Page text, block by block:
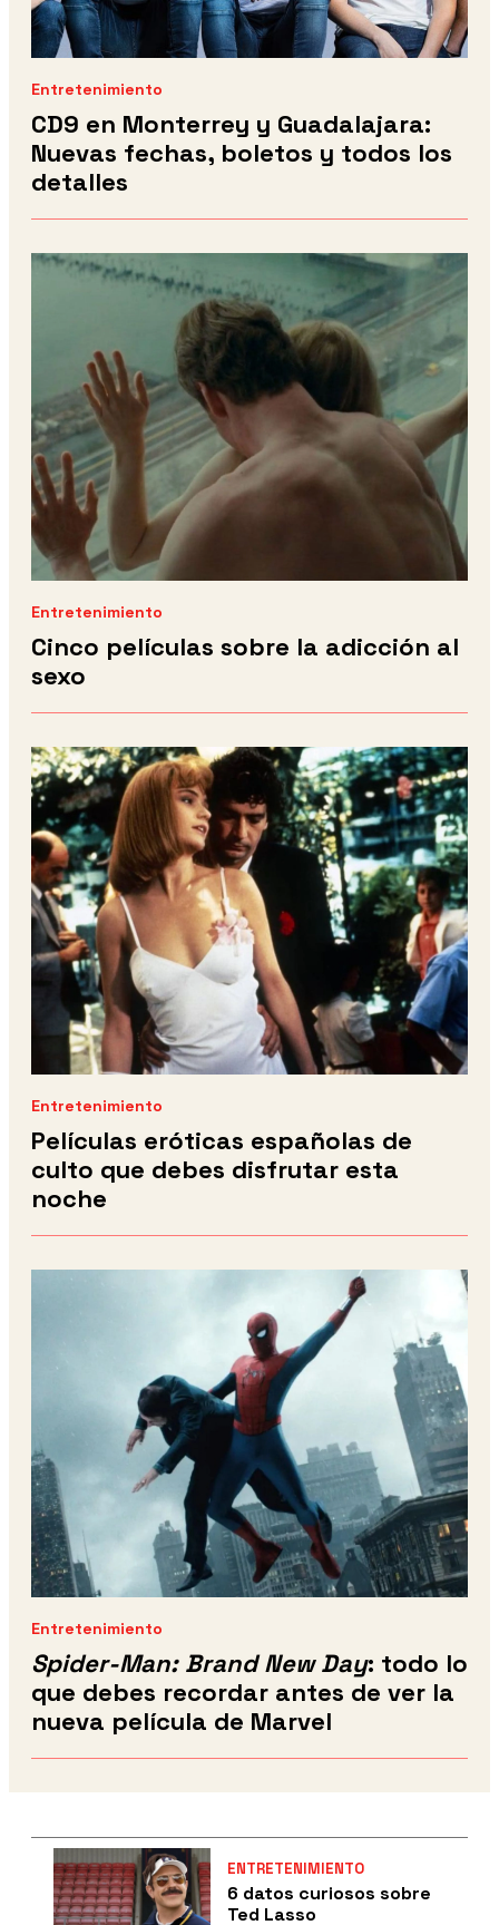
Entretenimiento
CD9 en Monterrey y Guadalajara:
Nuevas fechas, boletos y todos los
detalles
Entretenimiento
Cinco películas sobre la adicción al
sexo
Entretenimiento
Películas eróticas españolas de
culto que debes disfrutar esta
noche
Entretenimiento
Spider-Man: Brand New Day: todo lo
que debes recordar antes de ver la
nueva película de Marvel
ENTRETENIMIENTO
6 datos curiosos sobre
Ted Lasso